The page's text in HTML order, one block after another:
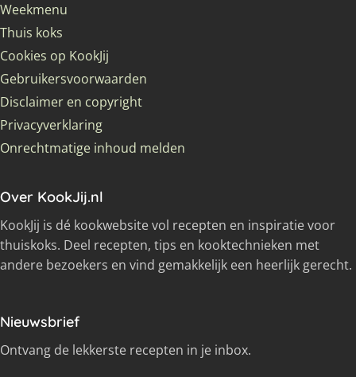
Weekmenu
Thuis koks
Cookies op KookJij
Gebruikersvoorwaarden
Disclaimer en copyright
Privacyverklaring
Onrechtmatige inhoud melden
Over KookJij.nl
KookJij is dé kookwebsite vol recepten en inspiratie voor
thuiskoks. Deel recepten, tips en kooktechnieken met
andere bezoekers en vind gemakkelijk een heerlijk gerecht.
Nieuwsbrief
Ontvang de lekkerste recepten in je inbox.